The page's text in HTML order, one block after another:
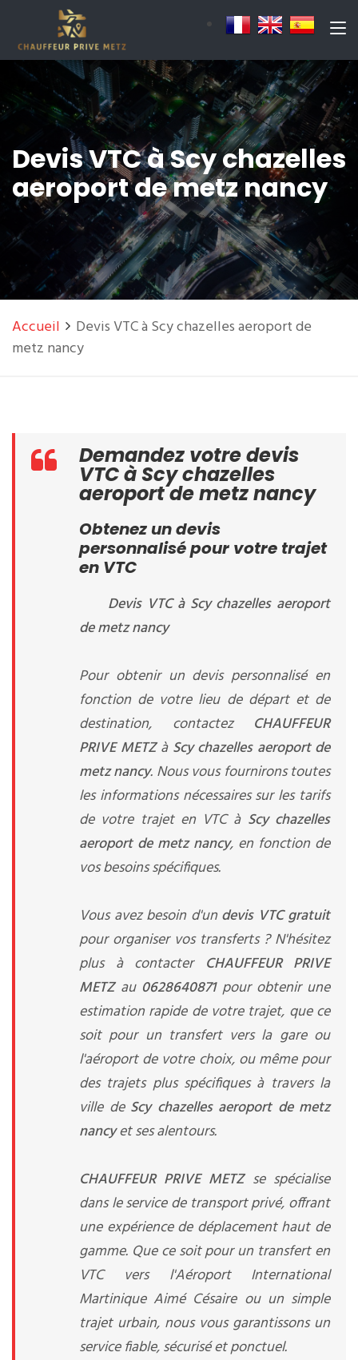
Devis VTC à Scy chazelles
aeroport de metz nancy
Accueil
Devis VTC à Scy chazelles aeroport de
metz nancy
Demandez votre devis
VTC à Scy chazelles
aeroport de metz nancy
Obtenez un devis
personnalisé pour votre trajet
en VTC
Devis VTC à Scy chazelles aeroport
de metz nancy
Pour obtenir un devis personnalisé en
fonction de votre lieu de départ et de
destination, contactez CHAUFFEUR
PRIVE METZà Scy chazelles aeroport de
metz nancy. Nous vous fournirons toutes
les informations nécessaires sur les tarifs
de votre trajet en VTC à Scy chazelles
aeroport de metz nancy, en fonction de
vos besoins spécifiques.
Vous avez besoin d'un devis VTC gratuit
pour organiser vos transferts ? N'hésitez
plus à contacter CHAUFFEUR PRIVE
METZ au 0628640871pour obtenir une
estimation rapide de votre trajet, que ce
soit pour un transfert vers la gare ou
l'aéroport de votre choix, ou même pour
des trajets plus spécifiques à travers la
ville de Scy chazelles aeroport de metz
nancyet ses alentours.
CHAUFFEUR PRIVE METZ se spécialise
dans le service de transport privé, offrant
une expérience de déplacement haut de
gamme. Que ce soit pour un transfert en
VTC vers l'Aéroport International
Martinique Aimé Césaire ou un simple
trajet urbain, nous vous garantissons un
service fiable, sécurisé et ponctuel.